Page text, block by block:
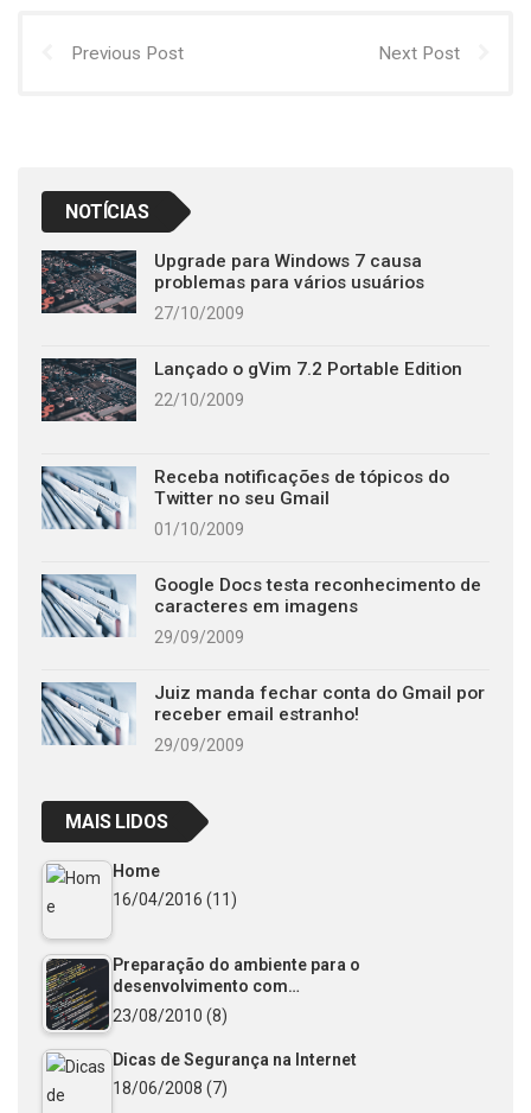
Previous Post Next Post
NOTÍCIAS
Upgrade para Windows 7 causa
problemas para vários usuários
27/10/2009
Lançado o gVim 7.2 Portable Edition
22/10/2009
Receba notificações de tópicos do
Twitter no seu Gmail
01/10/2009
Google Docs testa reconhecimento de
caracteres em imagens
29/09/2009
Juiz manda fechar conta do Gmail por
receber email estranho!
29/09/2009
MAIS LIDOS
Home
16/04/2016 (11)
Preparação do ambiente para o
desenvolvimento com…
23/08/2010 (8)
Dicas de Segurança na Internet
18/06/2008 (7)